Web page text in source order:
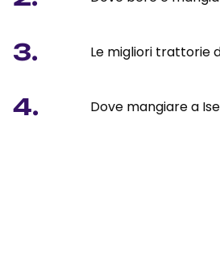
3. Le migliori trattorie
4. Dove mangiare a